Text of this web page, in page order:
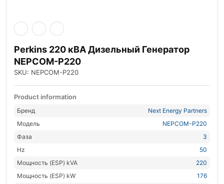
Perkins 220 кВА Дизельный Генератор
NEPCOM-P220
SKU: NEPCOM-P220
Product information
Бренд
Next Energy Partners
Модель
NEPCOM-P220
Фаза
3
Hz
50
Мощность (ESP) kVA
220
Мощность (ESP) kW
176